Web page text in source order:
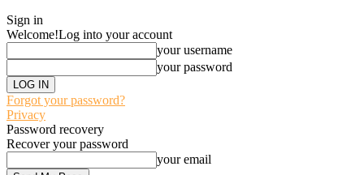
Sign in
Welcome!Log into your account
your username
your password
Forgot your password?
Privacy
Password recovery
Recover your password
your email